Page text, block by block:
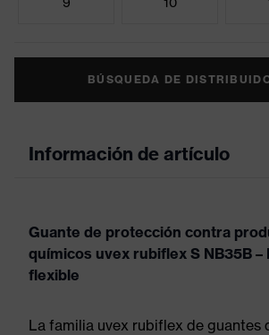
BÚSQUEDA DE
Información de artículo
Guante de protección contra
químicos uvex rubiflex S NB35B –
flexible
La familia uvex rubiflex de guantes